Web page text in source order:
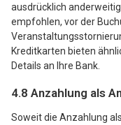
ausdrücklich
empfohlen, vor der
Kreditkarten bieten
Details an Ihre Bank.
4.8 Anzahlung als
Soweit die Anzahlung